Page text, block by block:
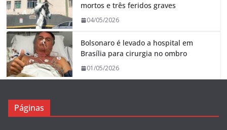
mortos e três feridos graves
04/05/2026
Bolsonaro é levado a hospital em
Brasília para cirurgia no ombro
01/05/2026
Páginas